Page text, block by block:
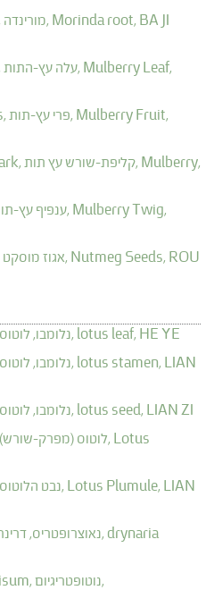
מורינדה, Morinda root, BA JI
עלה עץ-התות, Mulberry Leaf,
פרי עץ-תות, Mulberry Fruit,
קליפת-שורש עץ תות, Mulberry,
ענפיף עץ-תות, Mulberry Twig,
אגוז מוסקט, Nutmeg Seeds, ROU
נלומבו, לוטוס, lotus leaf, HE YE
נלומבו, לוטוס, lotus stamen, LIAN
נלומבו, לוטוס, lotus seed, LIAN ZI
לוטוס (מפרק-שורש), Lotus
נבט הלוטוס, Lotus Plumule, LIAN
נאוצרופטריס, דרינריה, drynaria
נוטופטריגיום,